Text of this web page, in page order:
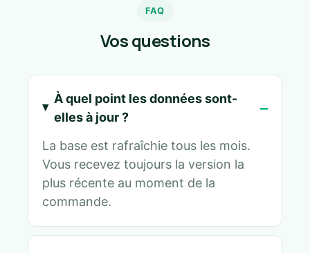
FAQ
Vos questions
À quel point les données sont-
elles à jour ?
La base est rafraîchie tous les mois.
Vous recevez toujours la version la
plus récente au moment de la
commande.